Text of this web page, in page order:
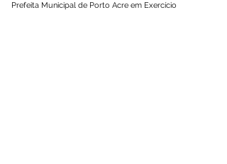
Prefeita Municipal de Porto Acre em Exercício